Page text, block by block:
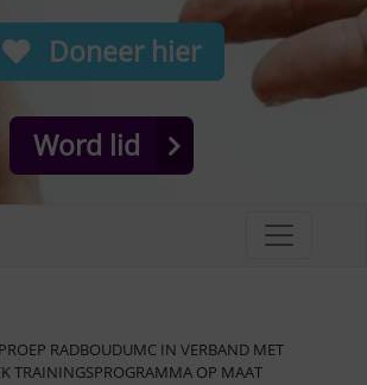
Doneer hier
Word lid
RADBOUDUMC IN VERBAND MET
TRAININGSPROGRAMMA OP MAAT